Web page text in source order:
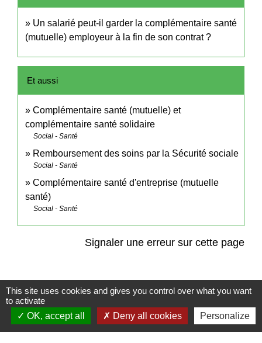
Un salarié peut-il garder la complémentaire santé
(mutuelle) employeur à la fin de son contrat ?
Et aussi
Complémentaire santé (mutuelle) et
complémentaire santé solidaire
Social - Santé
Remboursement des soins par la Sécurité sociale
Social - Santé
Complémentaire santé d'entreprise (mutuelle
santé)
Social - Santé
Signaler une erreur sur cette page
Contact
This site uses cookies and gives you control over what you want
to activate
OK, accept all
Deny all cookies Personalize